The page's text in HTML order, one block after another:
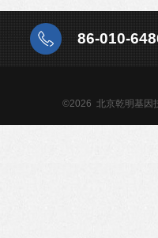
86-010-
©2026 北京乾明基因